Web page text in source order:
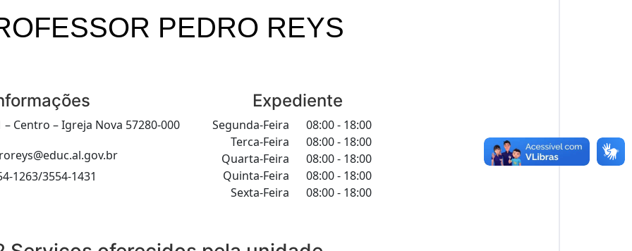
PEDRO REYS
– Centro – Igreja Nova 57280-000
1263/3554-1431
Expediente
Segunda-Feira
08:00 - 18:00
Terca-Feira
08:00 - 18:00
Quarta-Feira
08:00 - 18:00
Quinta-Feira
08:00 - 18:00
Sexta-Feira
08:00 - 18:00